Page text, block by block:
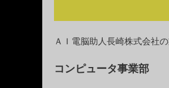
ＡＩ電脳助人長崎株式会社
コンピュータ事業部